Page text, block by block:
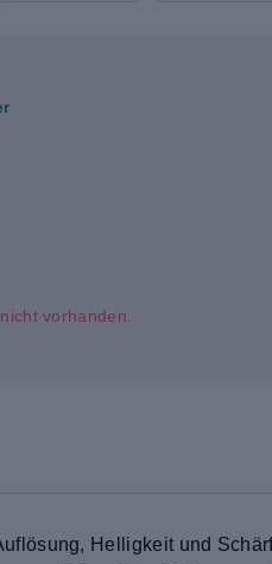
vorhanden.
Helligkeit und